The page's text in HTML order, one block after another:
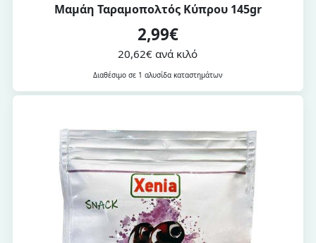
Μαμάη Ταραμοπολτός Κύπρου 145gr
2,99€
20,62€ ανά κιλό
Διαθέσιμο σε 1 αλυσίδα καταστημάτων